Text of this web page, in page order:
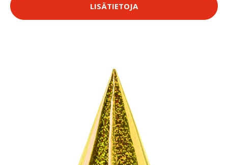
LISÄTIETOJA